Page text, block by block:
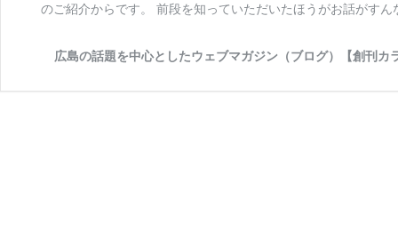
のご紹介からです。 前段を知っていただいたほうがお話がす
広島の話題を中心としたウェブマガジン（ブログ）【創刊カ